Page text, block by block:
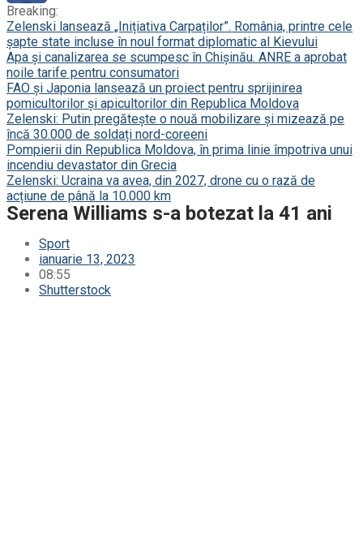
Breaking:
Zelenski lansează „Inițiativa Carpaților”. România, printre cele
șapte state incluse în noul format diplomatic al Kievului
Apa și canalizarea se scumpesc în Chișinău. ANRE a aprobat
noile tarife pentru consumatori
FAO și Japonia lansează un proiect pentru sprijinirea
pomicultorilor și apicultorilor din Republica Moldova
Zelenski: Putin pregătește o nouă mobilizare și mizează pe
încă 30.000 de soldați nord-coreeni
Pompierii din Republica Moldova, în prima linie împotriva unui
incendiu devastator din Grecia
Zelenski: Ucraina va avea, din 2027, drone cu o rază de
acțiune de până la 10.000 km
Serena Williams s-a botezat la 41 ani
Sport
ianuarie 13, 2023
08:55
Shutterstock